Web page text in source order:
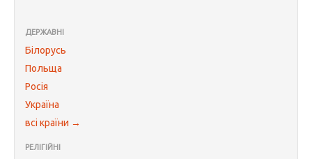
ДЕРЖАВНІ
Білорусь
Польща
Росія
Україна
всі країни →
РЕЛІГІЙНІ